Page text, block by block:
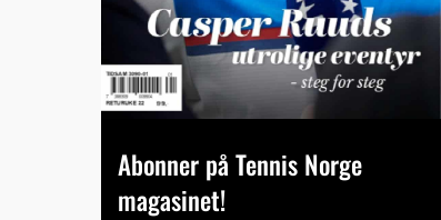
Abonner på Tennis Norge
magasinet!